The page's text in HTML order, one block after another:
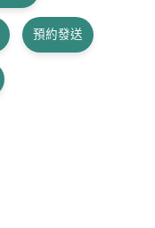
預約發送